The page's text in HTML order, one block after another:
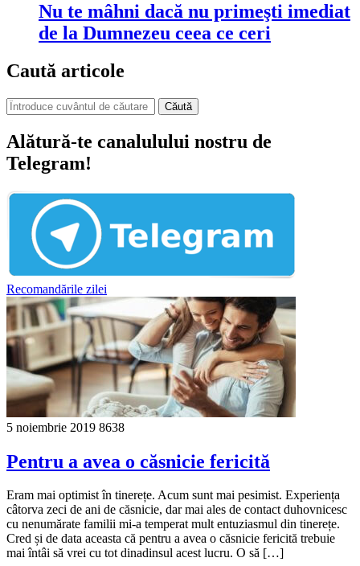
Nu te mâhni dacă nu primeşti imediat
de la Dumnezeu ceea ce ceri
Caută articole
Căută
Alătură-te canalulului nostru de
Telegram!
Recomandările zilei
5 noiembrie 2019 8638
Pentru a avea o căsnicie fericită
Eram mai optimist în tinerețe. Acum sunt mai pesimist. Experiența
câtorva zeci de ani de căsnicie, dar mai ales de contact duhovnicesc
cu nenumărate familii mi-a temperat mult entuziasmul din tinerețe.
Cred și de data aceasta că pentru a avea o căsnicie fericită trebuie
mai întâi să vrei cu tot dinadinsul acest lucru. O să […]